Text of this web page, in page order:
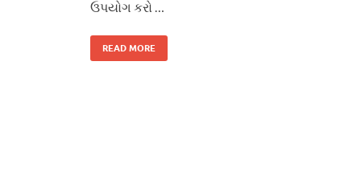
ઉપયોગ કરો …
READ MORE